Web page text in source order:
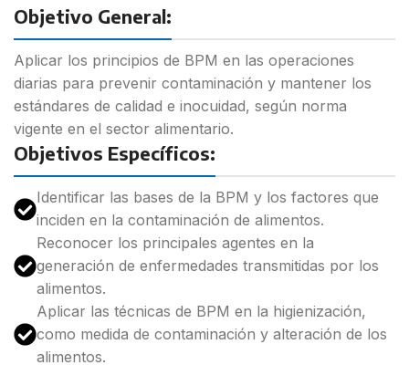
Objetivo General:
Aplicar los principios de BPM en las operaciones
diarias para prevenir contaminación y mantener los
estándares de calidad e inocuidad, según norma
vigente en el sector alimentario.
Objetivos Específicos:
Identificar las bases de la BPM y los factores que
inciden en la contaminación de alimentos.
Reconocer los principales agentes en la
generación de enfermedades transmitidas por los
alimentos.
Aplicar las técnicas de BPM en la higienización,
como medida de contaminación y alteración de los
alimentos.